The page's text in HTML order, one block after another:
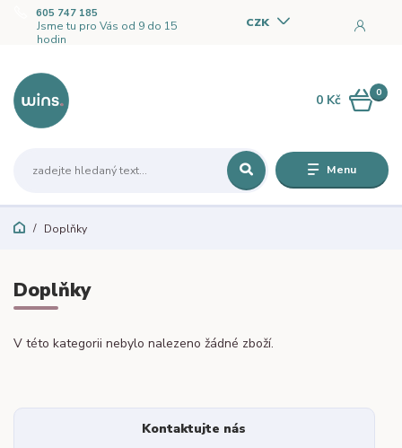
Menu
CZK
605 747 185
Jsme tu pro Vás od 9 do 15
hodin
0
0 Kč
Doplňky
Doplňky
V této kategorii nebylo nalezeno žádné zboží.
Kontaktujte nás